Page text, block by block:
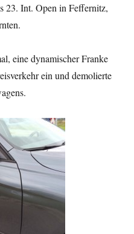
23. Int. Open in Feffernitz,
eine dynamischer Franke
ein und demolierte